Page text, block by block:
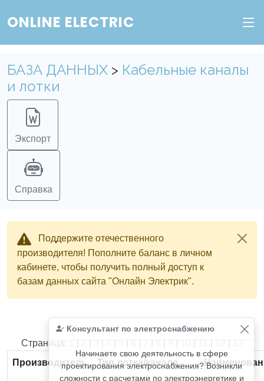
ONLINE ELECTRIC
БАЗА ДАННЫХ > Кабельные каналы
и лотки
Экспорт
Справка
Поддержите отечественного
производителя! Пополните баланс в личном
кабинете, чтобы получить полный доступ к
базам данных сайта "Онлайн Электрик".
Консультант по электроснабжению
Начинаете свою деятельность в сфере
проектирования электроснабжения? Возникли
сложности с расчетами по электроэнергетике и
Найдено366из366записей.
Страница: 1 | 2 | 3 | 4 | 5 | 6 | 7 | 8 | 9 | 10 | 11 | 12 | 13
Производитель
Тип лотка/канала